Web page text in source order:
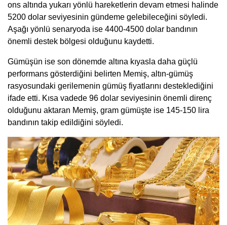
ons altında yukarı yönlü hareketlerin devam etmesi halinde
5200 dolar seviyesinin gündeme gelebileceğini söyledi.
Aşağı yönlü senaryoda ise 4400-4500 dolar bandının
önemli destek bölgesi olduğunu kaydetti.
Gümüşün ise son dönemde altına kıyasla daha güçlü
performans gösterdiğini belirten Memiş, altın-gümüş
rasyosundaki gerilemenin gümüş fiyatlarını desteklediğini
ifade etti. Kısa vadede 96 dolar seviyesinin önemli direnç
olduğunu aktaran Memiş, gram gümüşte ise 145-150 lira
bandının takip edildiğini söyledi.